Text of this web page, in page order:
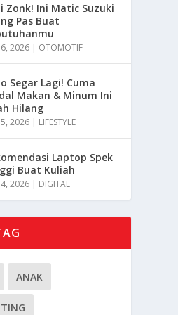
Zonk! Ini Matic Suzuki
Pas Buat
2026 | OTOMOTIF
Segar Lagi! Cuma
Makan & Minum Ini
Hilang
2026 | LIFESTYLE
Laptop Spek
Buat Kuliah
2026 | DIGITAL
ANAK